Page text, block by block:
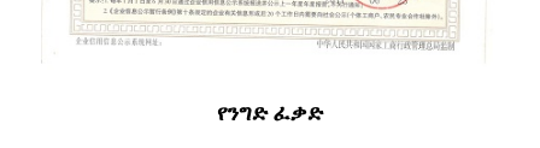
የንግድ ፈቃድ